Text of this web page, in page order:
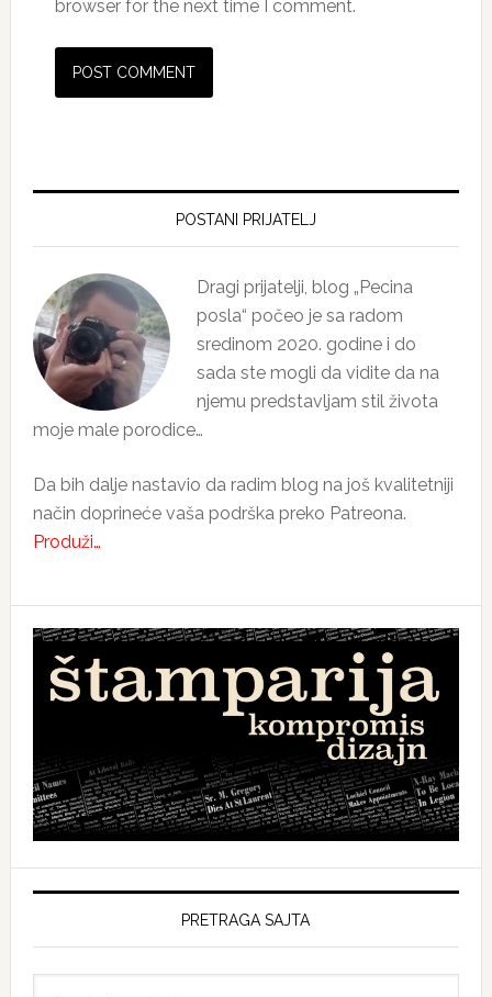
browser for the next time I comment.
Primary
POSTANI PRIJATELJ
Dragi prijatelji, blog „Pecina
posla“ počeo je sa radom
sredinom 2020. godine i do
sada ste mogli da vidite da na
njemu predstavljam stil života
moje male porodice…
Da bih dalje nastavio da radim blog na još kvalitetniji
način doprineće vaša podrška preko Patreona.
Produži…
PRETRAGA SAJTA